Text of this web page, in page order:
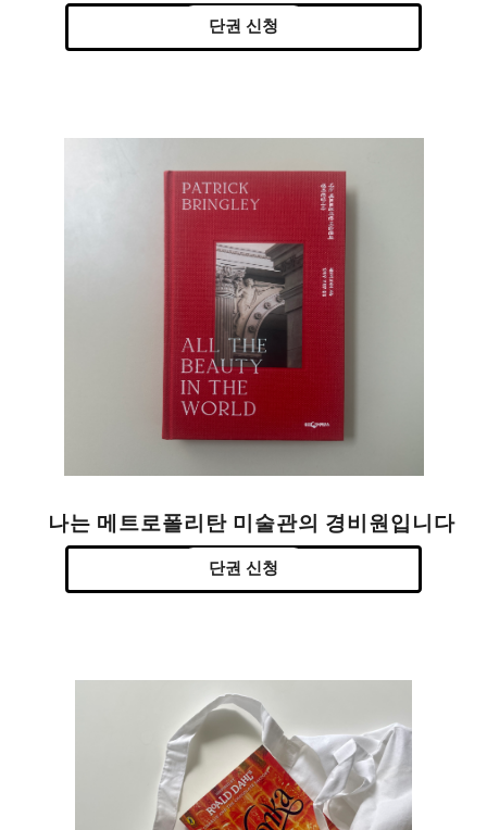
단권 신청
나는 메트로폴리탄 미술관의 경비원입니다
단권 신청